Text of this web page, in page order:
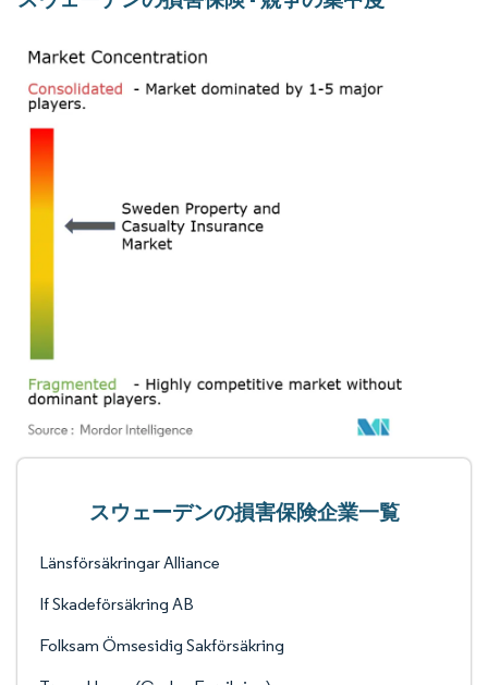
スウェーデンの損害保険企業一覧
Länsförsäkringar Alliance
If Skadeförsäkring AB
Folksam Ömsesidig Sakförsäkring